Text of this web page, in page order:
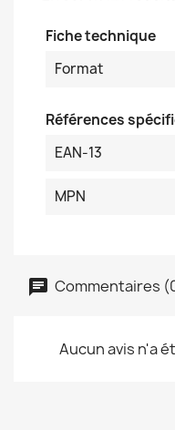
Fiche technique
Format
Références
EAN-13
MPN
Commentaires
Aucun avis n'a